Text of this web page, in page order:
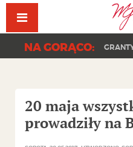
NA GORĄCO:
20 maja
prowadziły na